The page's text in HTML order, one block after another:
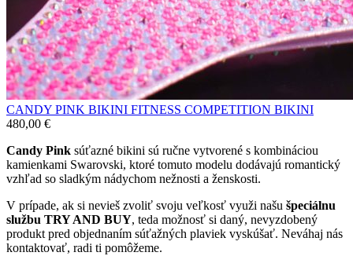
CANDY PINK BIKINI FITNESS COMPETITION BIKINI
480,00 €
Candy Pink súťazné bikini sú ručne vytvorené s kombináciou
kamienkami Swarovski, ktoré tomuto modelu dodávajú romantický
vzhľad so sladkým nádychom nežnosti a ženskosti.
V prípade, ak si nevieš zvoliť svoju veľkosť využi našu špeciálnu
službu TRY AND BUY, teda možnosť si daný, nevyzdobený
produkt pred objednaním súťažných plaviek vyskúšať. Neváhaj nás
kontaktovať, radi ti pomôžeme.